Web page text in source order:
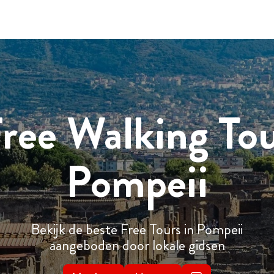
Walking
Pompeii
Bekijk de beste Free Tours in Pompeii
aangeboden door lokale gidsen